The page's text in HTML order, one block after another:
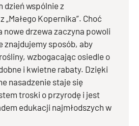
dzień wspólnie z
Kopernika”. Choć
nowe drzewa zaczyna powoli
znajdujemy sposób, aby
wzbogacając osiedle o
i kwietne rabaty. Dzięki
nasadzenie staje się
troski o przyrodę i jest
edukacji najmłodszych w